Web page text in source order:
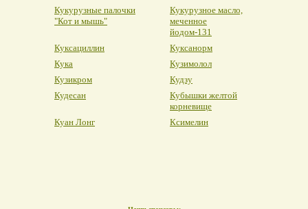
Кукурузные палочки
"Кот и мышь"
Кукурузное масло,
меченное
йодом-131
Куксациллин
Куксанорм
Кука
Кузимолол
Кузикром
Кудзу
Кудесан
Кубышки желтой
корневище
Куан Лонг
Ксимелин